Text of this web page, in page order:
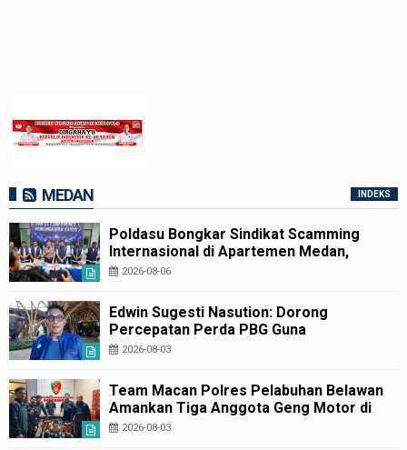
MEDAN INDEKS
Poldasu Bongkar Sindikat Scamming
Internasional di Apartemen Medan,
Korban Rugi Rp6,7 Miliar
2026-08-06
Edwin Sugesti Nasution: Dorong
Percepatan Perda PBG Guna
Penyederhanaan Layanan Cepat dan
2026-08-03
Team Macan Polres Pelabuhan Belawan
Amankan Tiga Anggota Geng Motor di
Marelan Pasar 9
2026-08-03